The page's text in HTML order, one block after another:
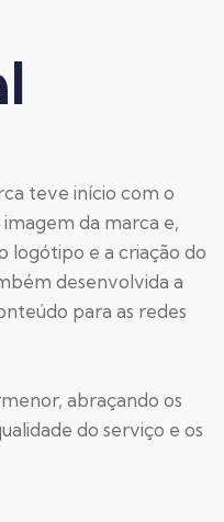
teve início com o
da marca e,
logótipo e a criação do
desenvolvida a
para as redes
abraçando os
do serviço e os